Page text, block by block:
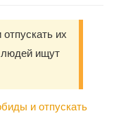
их
людей ищут
и отпускать